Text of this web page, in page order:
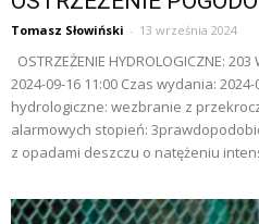
Tomasz Słowiński - 13 września 2024
OSTRZEŻENIE HYDROLOGICZNE:
2024-09-16 11:00 Czas wydania:
hydrologiczne: wezbranie z
alarmowych stopień:
z opadami deszczu o natężeniu